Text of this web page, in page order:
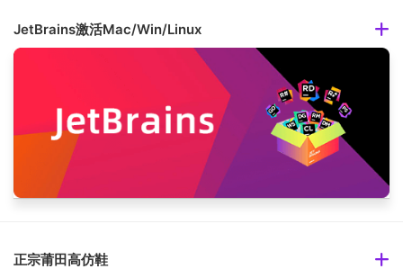
JetBrains激活Mac/Win/Linux
正宗莆田高仿鞋